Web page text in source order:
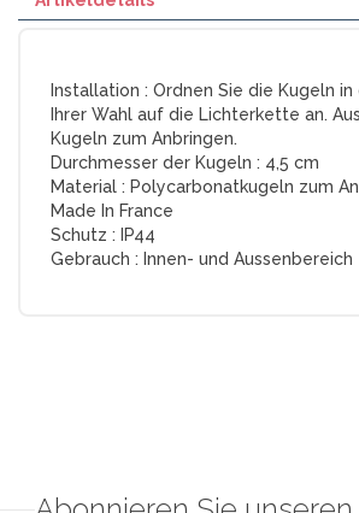
Installation : Ordnen Sie die Kugeln
Ihrer Wahl auf die Lichterkette an.
Kugeln zum Anbringen.
Durchmesser der Kugeln : 4,5 cm
Material : Polycarbonatkugeln zum
Made In France
Schutz :
IP44
Gebrauch : Innen- und Aussenbereich